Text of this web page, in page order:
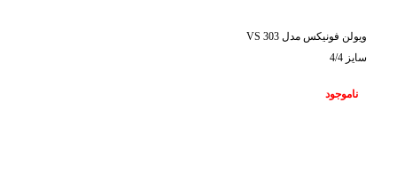
ویولن فونیکس مدل VS 303
سایز 4/4
ناموجود